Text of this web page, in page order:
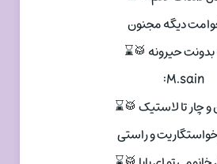
دیگه مجنون
بدونت حیرونه 🥁⌛
M.sain:
و چار تا لاستیک 🥁⌛
و راستی